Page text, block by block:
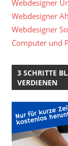
Webdesigner
Webdesigner
Webdesigner
Computer und
3 SCHRITTE
VERDIENEN